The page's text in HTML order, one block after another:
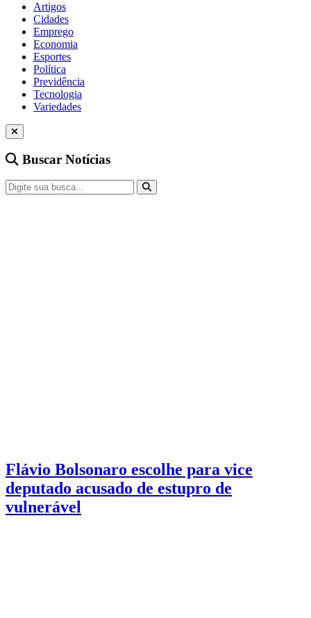
Artigos
Cidades
Emprego
Economia
Esportes
Política
Previdência
Tecnologia
Variedades
Buscar Notícias
Flávio Bolsonaro escolhe para vice
deputado acusado de estupro de
vulnerável